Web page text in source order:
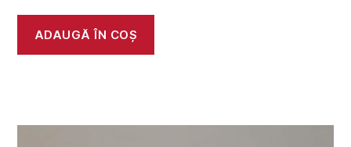
ADAUGĂ ÎN COȘ